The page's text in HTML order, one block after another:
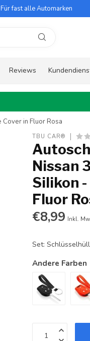
Für fast alle Automarken
Reviews
in Fluor Rosa
TBU CAR®
Nissan
Silikon
Fluor
€8,99 Inkl.
Set:
Andere Farben